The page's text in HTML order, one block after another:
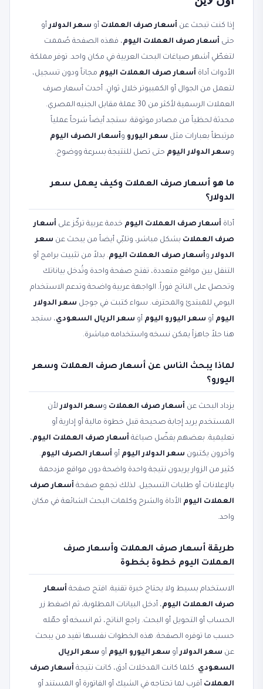
إذا كنت تبحث عن أسعار صرف العملات أو سعر الدولارأو
حتى أسعار صرف العملات اليوم، فهذه الصفحة صُممت
لتغطّي أشهر صياغات البحث العربية في مكان واحد. توفر مملكة
الأدوات أداة أسعار صرف العملات اليوم مجاناً ودون تسجيل،
لتعمل من الجوال أو الكمبيوتر خلال ثوانٍ. أحدث أسعار صرف
العملات الرسمية لأكثر من 30 عملة مقابل الجنيه المصري.
محدثة لحظياً من مصادر موثوقة. ستجد أيضاً شرحاً عملياً
مرتبطاً بعبارات مثل سعر اليورو وأسعار الصرف اليوم
وسعر الدولار اليوم حتى تصل للنتيجة بسرعة ووضوح.
ما هو أسعار صرف العملات وكيف يعمل سعر
الدولار؟
أداة أسعار صرف العملات اليوم خدمة عربية تركّز على أسعار
صرف العملات بشكل مباشر، وتلبّي أيضاً من يبحث عن سعر
الدولاروأسعار صرف العملات اليوم. بدلاً من تثبيت برامج أو
التنقل بين مواقع متعددة، تفتح صفحة واحدة وتُدخل بياناتك
وتحصل على الناتج فوراً. الواجهة عربية واضحة وتدعم الاستخدام
اليومي للمبتدئ والمحترف. سواء كتبت في جوجل سعر الدولار
اليوم أو سعر اليورو اليوم أو سعر الريال السعودي، ستجد
هنا حلاً جاهزاً يمكن نسخه واستخدامه مباشرة.
لماذا يبحث الناس عن أسعار صرف العملات وسعر
اليورو؟
يزداد البحث عن أسعار صرف العملات وسعر الدولارلأن
المستخدم يريد إجابة صحيحة قبل خطوة مالية أو إدارية أو
تعليمية. بعضهم يفضّل صياغة أسعار صرف العملات اليوم،
وآخرون يكتبون سعر الدولار اليوم أو أسعار الصرف اليوم.
كثير من الزوار يريدون نتيجة واحدة واضحة دون مواقع مزدحمة
بالإعلانات أو طلبات التسجيل. لذلك تجمع صفحة أسعار صرف
العملات اليوم الأداة والشرح وكلمات البحث الشائعة في مكان
واحد.
طريقة أسعار صرف العملات وأسعار صرف
العملات اليوم خطوة بخطوة
الاستخدام بسيط ولا يحتاج خبرة تقنية. افتح صفحة أسعار
صرف العملات اليوم، أدخل البيانات المطلوبة، ثم اضغط زر
الحساب أو التحويل أو البحث. راجع الناتج، ثم انسخه أو حمّله
حسب ما توفره الصفحة. هذه الخطوات نفسها تفيد من يبحث
عن سعر الدولارأو سعر اليورو اليوم أو سعر الريال
السعودي. كلما كانت المدخلات أدق، كانت نتيجة أسعار صرف
العملات أقرب لما تحتاجه في الشيك أو الفاتورة أو المستند أو